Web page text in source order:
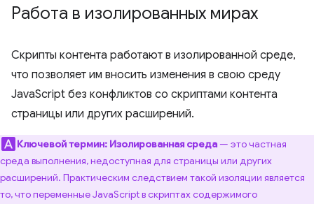
Работа в изолированных мирах
Скрипты контента работают в изолированной среде,
что позволяет им вносить изменения в свою среду
JavaScript без конфликтов со скриптами контента
страницы или других расширений.
Ключевой термин: Изолированная среда — это частная
среда выполнения, недоступная для страницы или других
расширений. Практическим следствием такой изоляции является
то, что переменные JavaScript в скриптах содержимого